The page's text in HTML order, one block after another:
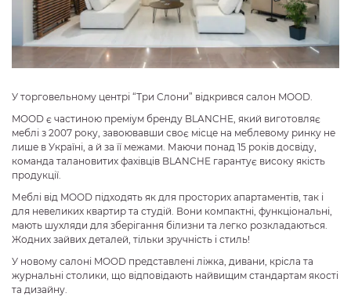
У торговельному центрі “Три Слони” відкрився салон MOOD.
MOOD є частиною преміум бренду BLANCHE, який виготовляє
меблі з 2007 року, завоювавши своє місце на меблевому ринку не
лише в Україні, а й за її межами. Маючи понад 15 років досвіду,
команда талановитих фахівців BLANCHE гарантує високу якість
продукції.
Меблі від MOOD підходять як для просторих апартаментів, так і
для невеликих квартир та студій. Вони компактні, функціональні,
мають шухляди для зберігання білизни та легко розкладаються.
Жодних зайвих деталей, тільки зручність і стиль!
У новому салоні MOOD представлені ліжка, дивани, крісла та
журнальні столики, що відповідають найвищим стандартам якості
та дизайну.